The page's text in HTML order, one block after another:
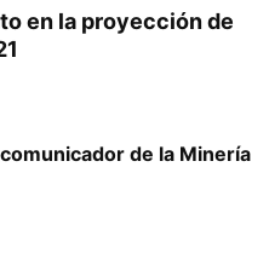
en la proyección de
de la Minería